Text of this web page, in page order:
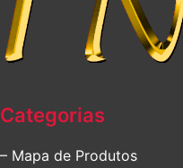
Categorias
– Mapa de Produtos